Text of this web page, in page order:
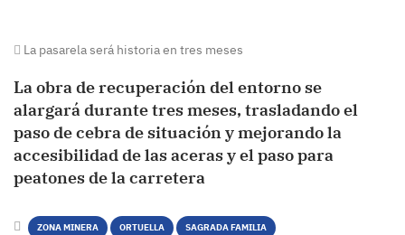
La pasarela será historia en tres meses
La obra de recuperación del entorno se
alargará durante tres meses, trasladando el
paso de cebra de situación y mejorando la
accesibilidad de las aceras y el paso para
peatones de la carretera
ZONA MINERA ORTUELLA SAGRADA FAMILIA